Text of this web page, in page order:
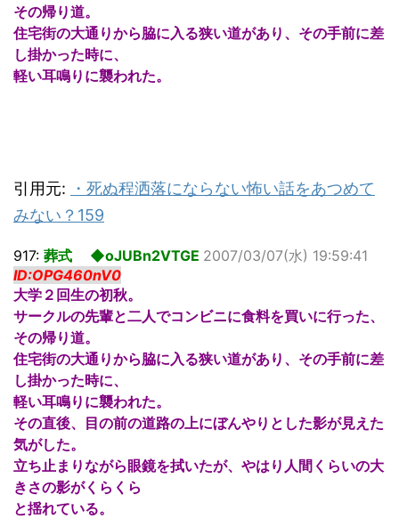
その帰り道。
住宅街の大通りから脇に入る狭い道があり、その手前に差
し掛かった時に、
軽い耳鳴りに襲われた。
引用元: ・ 死ぬ程洒落にならない怖い話をあつめて
みない？159
917: 葬式 ◆oJUBn2VTGE 2007/03/07(水) 19:59:41
ID:OPG460nV0
大学２回生の初秋。
サークルの先輩と二人でコンビニに食料を買いに行った、
その帰り道。
住宅街の大通りから脇に入る狭い道があり、その手前に差
し掛かった時に、
軽い耳鳴りに襲われた。
その直後、目の前の道路の上にぼんやりとした影が見えた
気がした。
立ち止まりながら眼鏡を拭いたが、やはり人間くらいの大
きさの影がくらくら
と揺れている。